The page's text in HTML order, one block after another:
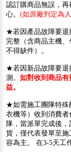
認訂購商品無誤，
心。 (如原廠判定為
★若因產品故障要退
完整（含商品主機
不得缺件）。
★若因新品故障要退
測。 如對收到商品
益。
★如需施工團隊特殊
衣機等）收到消費
隊，當派單完成後
貨，僅代表發單至
容為主。 在3-5天工